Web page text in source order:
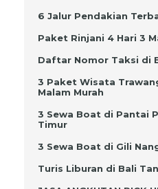
6 Jalur Pendakian
Paket Rinjani 4 Hari 3
Daftar Nomor Taksi di
3 Paket Wisata
Malam Murah
3 Sewa Boat di Pantai
Timur
3 Sewa Boat di Gili
Turis Liburan di Bali